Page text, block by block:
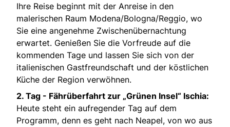
Ihre Reise beginnt mit der Anreise in den
malerischen Raum Modena/Bologna/Reggio, wo
Sie eine angenehme Zwischenübernachtung
erwartet. Genießen Sie die Vorfreude auf die
kommenden Tage und lassen Sie sich von der
italienischen Gastfreundschaft und der köstlichen
Küche der Region verwöhnen.
2. Tag - Fährüberfahrt zur „Grünen Insel“ Ischia:
Heute steht ein aufregender Tag auf dem
Programm, denn es geht nach Neapel, von wo aus